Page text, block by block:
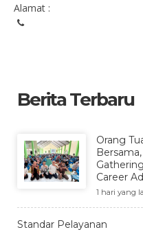
Alamat :
Berita Terbaru
Orang
Career
1 hari yang
Standar Pelayanan